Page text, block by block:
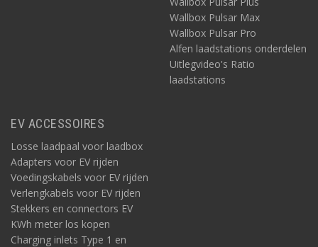
Wallbox Pulsar Max
Wallbox Pulsar Pro
Alfen laadstations onderdelen
Uitlegvideo's Ratio
laadstations
EV ACCESSOIRES
Losse laadpaal voor laadbox
Adapters voor EV rijden
Voedingskabels voor EV rijden
Verlengkabels voor EV rijden
Stekkers en connectors EV
KWh meter los kopen
Charging inlets Type 1 en